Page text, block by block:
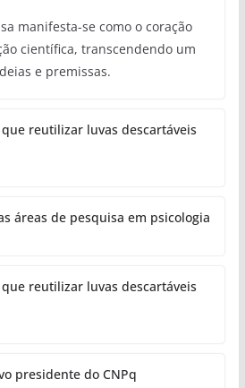
manifesta-se como o coração
científica, transcendendo um
e premissas.
reutilizar luvas descartáveis
áreas de pesquisa em psicologia
reutilizar luvas descartáveis
presidente do CNPq